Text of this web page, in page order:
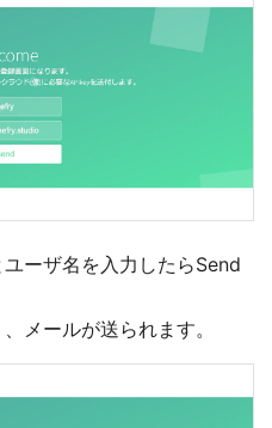
ーザ名を入力したらSend
メールが送られます。